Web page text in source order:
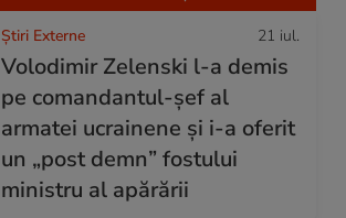
Știri Externe 21 iul.
Volodimir Zelenski l-a demis
pe comandantul-șef al
armatei ucrainene și i-a oferit
un „post demn” fostului
ministru al apărării